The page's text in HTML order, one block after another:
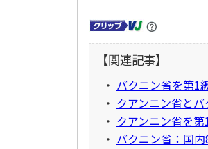
【関連記事】
・ バクニン省を第1
・ クアンニン省と
・ クアンニン省を
・ バクニン省：国